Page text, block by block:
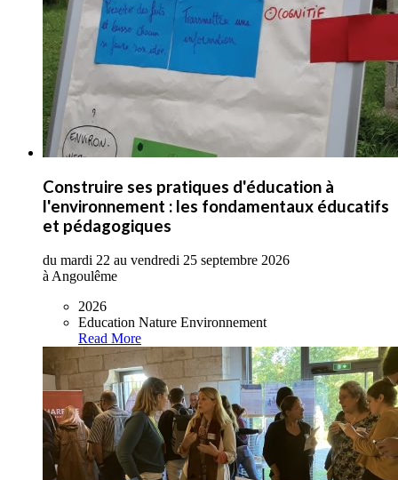
Construire ses pratiques d'éducation à
l'environnement : les fondamentaux éducatifs
et pédagogiques
du mardi 22 au vendredi 25 septembre 2026
à Angoulême
2026
Education Nature Environnement
Read More